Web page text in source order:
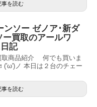
事を読む
ンソー ゼノア･新ダ
買取のアールワ
記
商品紹介 何でも買いま
ノ 本日は２台のチェー
事を読む